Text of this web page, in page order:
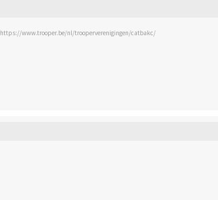
https://www.trooper.be/nl/trooperverenigingen/catbakc/